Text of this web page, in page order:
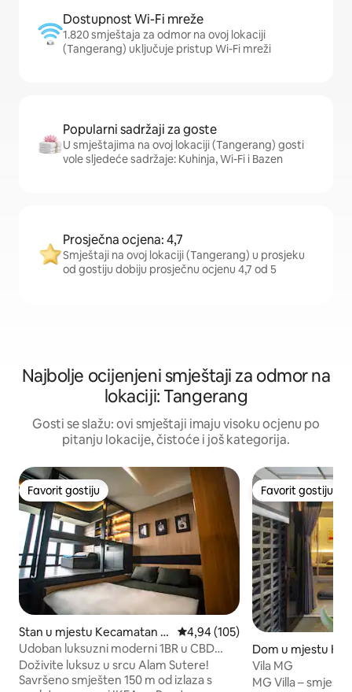
Dostupnost Wi-Fi mreže
1.820 smještaja za odmor na ovoj lokaciji
(Tangerang) uključuje pristup Wi-Fi mreži
Popularni sadržaji za goste
U smještajima na ovoj lokaciji (Tangerang) gosti
vole sljedeće sadržaje: Kuhinja, Wi-Fi i Bazen
Prosječna ocjena: 4,7
Smještaji na ovoj lokaciji (Tangerang) u prosjeku
od gostiju dobiju prosječnu ocjenu 4,7 od 5
Najbolje ocijenjeni smještaji za odmor na
lokaciji: Tangerang
Gosti se slažu: ovi smještaji imaju visoku ocjenu po
pitanju lokacije, čistoće i još kategorija.
Favorit gostiju
Favorit gostiju
Stan u mjestu Kecamatan Pi
nang
Prosječna ocjena: 4,94 od 5,
4,94 (105)
Udoban luksuzni moderni 1BR u CBD
Alam Sutera-TheSmith
Doživite luksuz u srcu Alam Sutere!
Savršeno smješten 150 m od izlaza s
Favorit gostiju
Favorit gostiju
Dom u mjestu
rpong
Vila MG
MG Villa –